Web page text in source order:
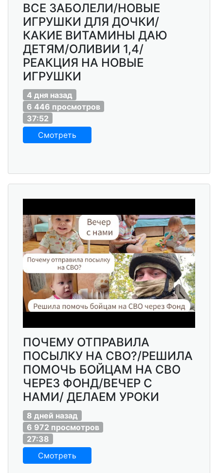
ВСЕ ЗАБОЛЕЛИ/НОВЫЕ
ИГРУШКИ ДЛЯ ДОЧКИ/
КАКИЕ ВИТАМИНЫ ДАЮ
ДЕТЯМ/ОЛИВИИ 1,4/
РЕАКЦИЯ НА НОВЫЕ
ИГРУШКИ
4 дня назад
6 446 просмотров
37:52
Смотреть
ПОЧЕМУ ОТПРАВИЛА
ПОСЫЛКУ НА СВО?/РЕШИЛА
ПОМОЧЬ БОЙЦАМ НА СВО
ЧЕРЕЗ ФОНД/ВЕЧЕР С
НАМИ/ ДЕЛАЕМ УРОКИ
8 дней назад
6 972 просмотров
27:38
Смотреть